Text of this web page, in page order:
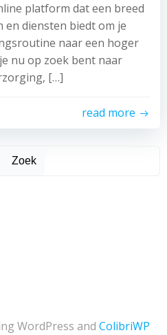
platform dat een breed
en diensten biedt om je
naar een hoger
nu op zoek bent naar
[…]
read more
Zoek
WordPress and ColibriWP